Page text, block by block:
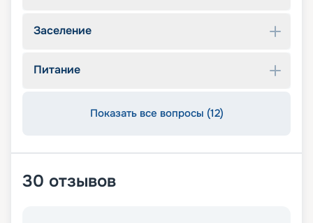
Заселение
Питание
Показать все вопросы (12)
30 отзывов